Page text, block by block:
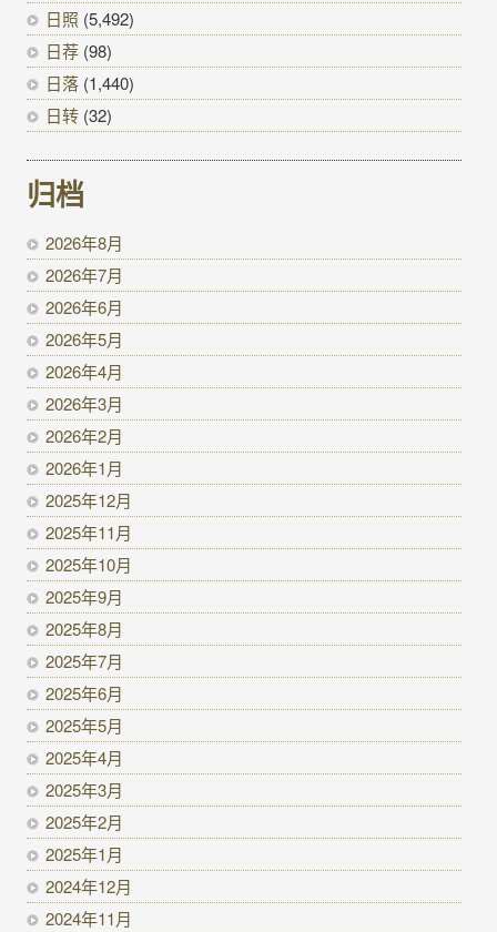
日照 (5,492)
日荐 (98)
日落 (1,440)
日转 (32)
归档
2026年8月
2026年7月
2026年6月
2026年5月
2026年4月
2026年3月
2026年2月
2026年1月
2025年12月
2025年11月
2025年10月
2025年9月
2025年8月
2025年7月
2025年6月
2025年5月
2025年4月
2025年3月
2025年2月
2025年1月
2024年12月
2024年11月